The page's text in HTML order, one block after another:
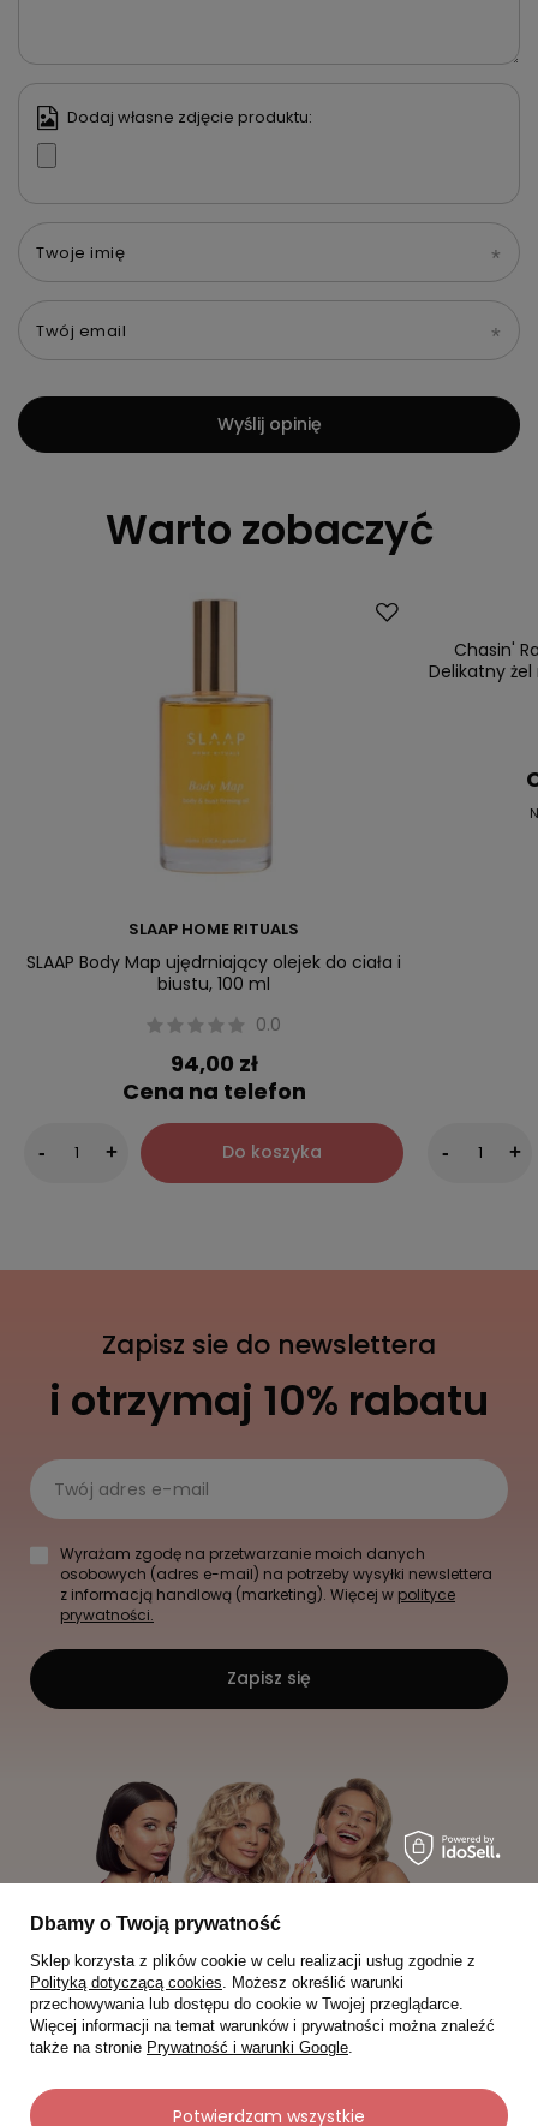
Dodaj własne zdjęcie produktu:
Twoje imię
Twój email
Wyślij opinię
Warto zobaczyć
SLAAP HOME RITUALS
SLAAP Body Map ujędrniający olejek do ciała i
biustu, 100 ml
0.0
94,00 zł
Cena na telefon
- + Do koszyka
Chasin'
Delikatny
- +
Zapisz sie do newslettera
i otrzymaj 10% rabatu
Twój adres e-mail
Wyrażam zgodę na przetwarzanie moich danych
osobowych (adres e-mail) na potrzeby wysyłki newslettera
z informacją handlową (marketing). Więcej w polityce
prywatności.
Zapisz się
Moje zamówienia
Dbamy o Twoją prywatność
Sklep korzysta z plików cookie w celu realizacji usług zgodnie z
Polityką dotyczącą cookies. Możesz określić warunki
przechowywania lub dostępu do cookie w Twojej przeglądarce.
Więcej informacji na temat warunków i prywatności można znaleźć
także na stronie Prywatność i warunki Google.
Potwierdzam wszystkie